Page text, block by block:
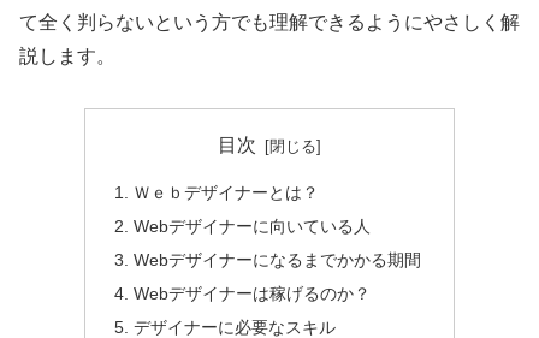
て全く判らないという方でも理解できるようにやさしく解
説します。
目次
Ｗｅｂデザイナーとは？
Webデザイナーに向いている人
Webデザイナーになるまでかかる期間
Webデザイナーは稼げるのか？
デザイナーに必要なスキル